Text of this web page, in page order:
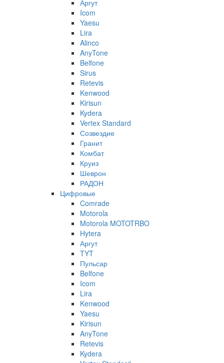
Аргут
Icom
Yaesu
Lira
Alinco
AnyTone
Belfone
Sirus
Retevis
Kenwood
Kirisun
Kydera
Vertex Standard
Созвездие
Гранит
Комбат
Круиз
Шеврон
РАДОН
Цифровые
Comrade
Motorola
Motorola MOTOTRBO
Hytera
Аргут
TYT
Пульсар
Belfone
Icom
Lira
Kenwood
Yaesu
Kirisun
AnyTone
Retevis
Kydera